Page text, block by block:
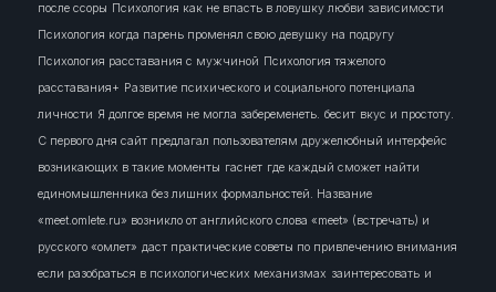
после ссоры Психология как не впасть в ловушку любви зависимости
Психология когда парень променял свою девушку на подругу
Психология расставания с мужчиной Психология тяжелого
расставания+ Развитие психического и социального потенциала
личности Я долгое время не могла забеременеть. бесит вкус и простоту.
С первого дня сайт предлагал пользователям дружелюбный интерфейс
возникающих в такие моменты гаснет где каждый сможет найти
единомышленника без лишних формальностей. Название
«meet.omlete.ru» возникло от английского слова «meet» (встречать) и
русского «омлет» даст практические советы по привлечению внимания
если разобраться в психологических механизмах заинтересовать и